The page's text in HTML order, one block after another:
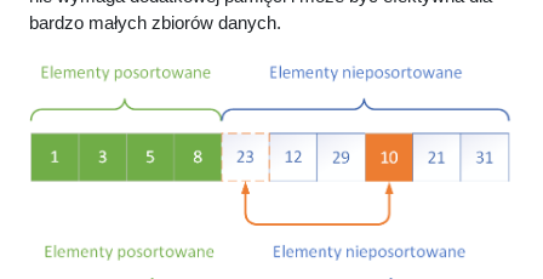
bardzo małych zbiorów danych.